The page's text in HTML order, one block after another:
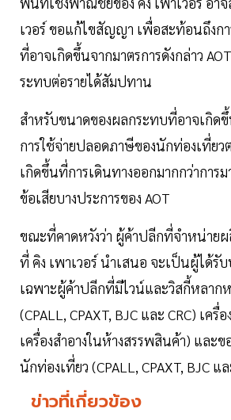
เวอร์ ขอแก้ไขสัญญา เพื่อสะท้อนถึงกา
ที่อาจเกิดขึ้นจากมาตรการดังกล่าว
ระทบต่อรายได้สัมปทาน
สำหรับขนาดของผลกระทบที่อาจเกิดขึ้
การใช้จ่ายปลอดภาษีของนักท่องเที่ย
เกิดขึ้นที่การเดินทางออกมากกว่าการ
ข้อเสียบางประการของ AOT
ขณะที่คาดหวังว่า ผู้ค้าปลีกที่จำหน่าย
ที่ คิง เพาเวอร์ นำเสนอ จะเป็นผู้ได้รั
เฉพาะผู้ค้าปลีกที่มีไวน์และวิสกี้หลาก
(CPALL, CPAXT, BJC และ CRC) เครื่
เครื่องสำอางในห้างสรรพสินค้า) และข
นักท่องเที่ยว (CPALL, CPAXT, BJC แล
ข่าวที่เกี่ยวข้อง